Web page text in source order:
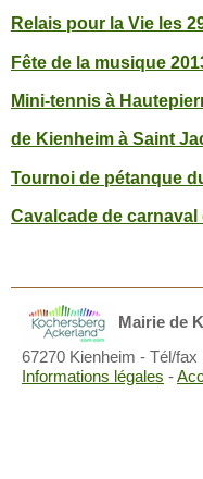
Relais pour la Vie les
Fête de la musique
Mini-tennis à
de Kienheim à Saint
Tournoi de pétanque
Cavalcade de carnaval
Mairie de
67270 Kienheim - Tél/fax
Informations légales -